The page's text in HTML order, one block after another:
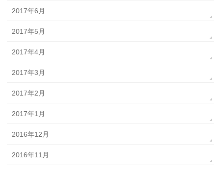
2017年6月
2017年5月
2017年4月
2017年3月
2017年2月
2017年1月
2016年12月
2016年11月